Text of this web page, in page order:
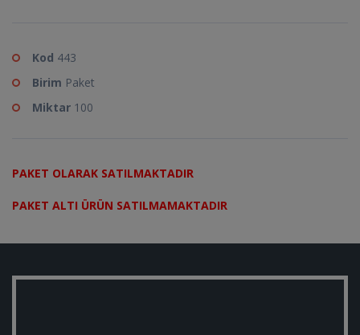
Kod 443
Birim Paket
Miktar 100
PAKET OLARAK SATILMAKTADIR
PAKET ALTI ÜRÜN SATILMAMAKTADIR